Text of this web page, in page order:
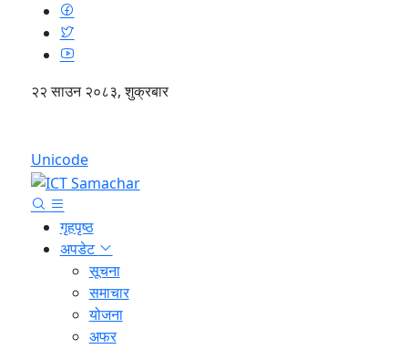
२२ साउन २०८३, शुक्रबार
Unicode
गृहपृष्ठ
अपडेट
सूचना
समाचार
योजना
अफर